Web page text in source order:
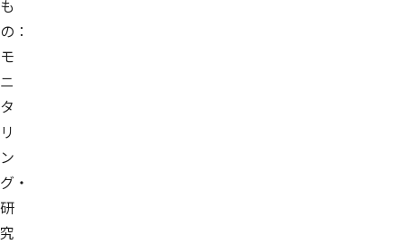
も
の：
モ
ニ
タ
リ
ン
グ・
研
究